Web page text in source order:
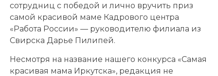
сотрудниц с победой и лично вручить приз
самой красивой маме Кадрового центра
«Работа России» — руководителю филиала из
Свирска Дарье Пилипей.
Несмотря на название нашего конкурса «Самая
красивая мама Иркутска», редакция не